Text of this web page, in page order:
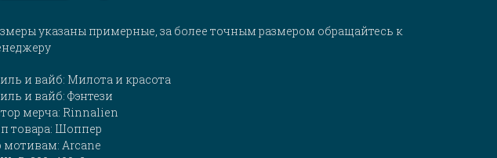
указаны примерные, за более точным размером обращайтесь к
и вайб: Милота и красота
и вайб: Фэнтези
мерча: Rinnalien
товара: Шоппер
мотивам: Arcane